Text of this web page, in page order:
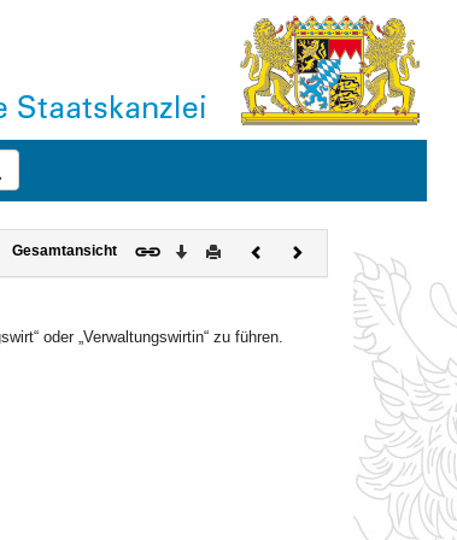
Gesamtansicht Download
DruckenVorherigesNächstes
Dokument
oder „Verwaltungswirtin“ zu führen.